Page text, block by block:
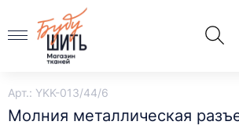
Арт.: YKK-013/44/6
Молния металлическая